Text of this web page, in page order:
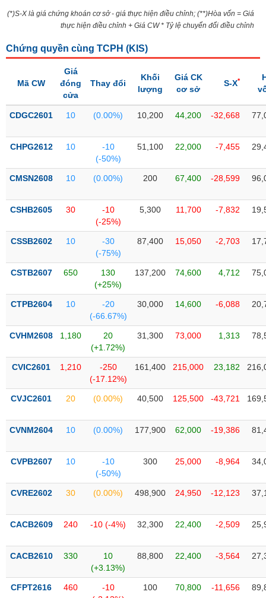
phiếu
tiết
quan
dịch
chính
tích
thuật
sơ
doanh
Tin
Tâm
thị
trường
(*)S-X là giá chứng khoán cơ sở - giá thực hiện điều chỉnh; (**)Hòa vốn = Giá
thực hiện điều chỉnh + Giá CW * Tỷ lệ chuyển đổi điều chỉnh
Chứng quyền cùng TCPH (KIS)
Mã CW
Giá
đóng
cửa
Thay đổi
Khối
lượng
Giá CK
cơ sở
S-X*
CDGC2601 10 (0.00%) 10,200 44,200 -32,668
CHPG2612 10
-10
(-50%)
51,100 22,000 -7,455
CMSN2608 10 (0.00%) 200 67,400 -28,599
CSHB2605 30
-10
(-25%)
5,300 11,700 -7,832
CSSB2602 10
-30
(-75%)
87,400 15,050 -2,703
CSTB2607 650
130
(+25%)
137,200 74,600 4,712
CTPB2604 10
-20
(-66.67%)
30,000 14,600 -6,088
CVHM2608 1,180
20
(+1.72%)
31,300 73,000 1,313
CVIC2601 1,210
-250
(-17.12%)
161,400 215,000 23,182
CVJC2601 20 (0.00%) 40,500 125,500 -43,721
CVNM2604 10 (0.00%) 177,900 62,000 -19,386
CVPB2607 10
-10
(-50%)
300 25,000 -8,964
CVRE2602 30 (0.00%) 498,900 24,950 -12,123
CACB2609 240 -10 (-4%) 32,300 22,400 -2,509
CACB2610 330
10
(+3.13%)
88,800 22,400 -3,564
CFPT2616 460
-10
100 70,800 -11,656
MỚI
(-)
SECTOR
NĂNG
VẬT
CÔNG
DÙNG
THIẾT
YẾU
TIÊU
THIẾT
YẾU
CHĂM